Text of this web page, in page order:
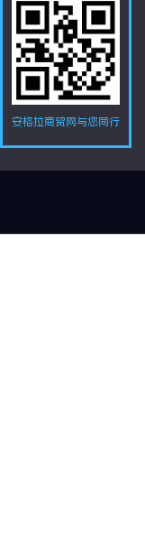
安格拉商贸网与您同行